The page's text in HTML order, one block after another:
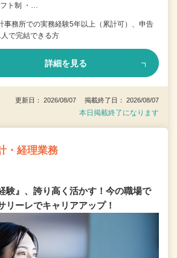
ト制 ・…
事務所での実務経験5年以上（累計可）、申告
で完結できる方
詳細を見る
更新日： 2026/08/07 掲載終了日： 2026/08/07
本日掲載終了になります
・経理業務
験』、誇り高く活かす！今の職場で
リーレでキャリアアップ！